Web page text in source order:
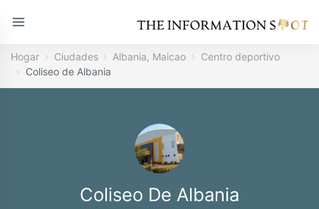
Hogar Ciudades Albania, Maicao
Centro deportivo
Coliseo de Albania
Coliseo De Albania